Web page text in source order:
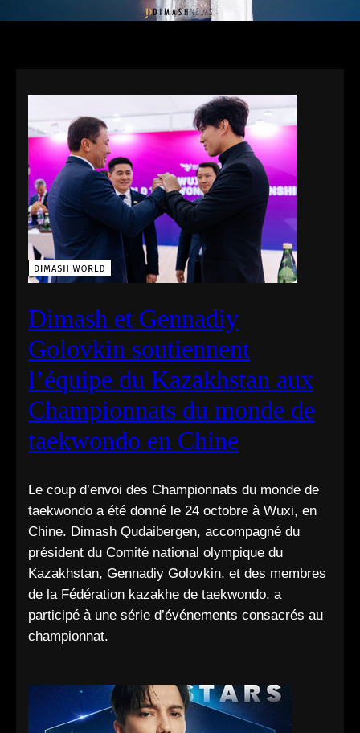
Dimash et Gennadiy
Golovkin soutiennent
l’équipe du Kazakhstan aux
Championnats du monde de
taekwondo en Chine
Le coup d’envoi des Championnats du monde de
taekwondo a été donné le 24 octobre à Wuxi, en
Chine. Dimash Qudaibergen, accompagné du
président du Comité national olympique du
Kazakhstan, Gennadiy Golovkin, et des membres
de la Fédération kazakhe de taekwondo, a
participé à une série d’événements consacrés au
championnat.